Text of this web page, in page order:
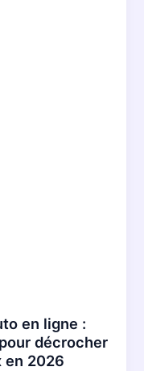
en ligne :
décrocher
en 2026